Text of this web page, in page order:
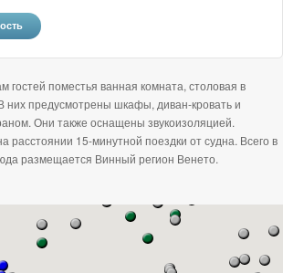
гостей поместья ванная комната, столовая в
них предусмотрены шкафы, диван-кровать и
Они также оснащены звукоизоляцией.
расстоянии 15-минутной поездки от судна. Всего в
размещается Винный регион Венето.